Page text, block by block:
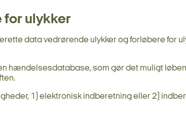
for ulykker
data vedrørende ulykker og forløbere for
hændelsesdatabase, som gør det muligt
1) elektronisk indberetning eller 2)